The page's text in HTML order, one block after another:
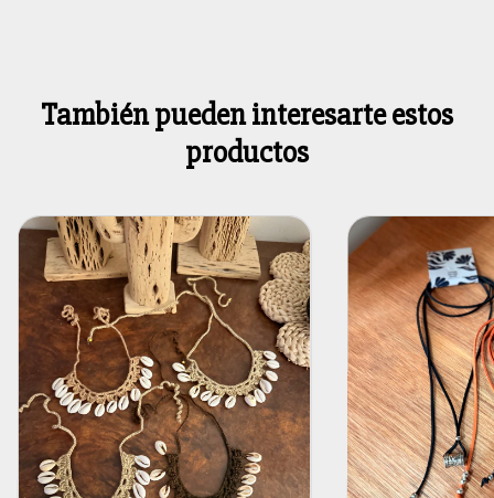
También pueden interesarte estos
productos